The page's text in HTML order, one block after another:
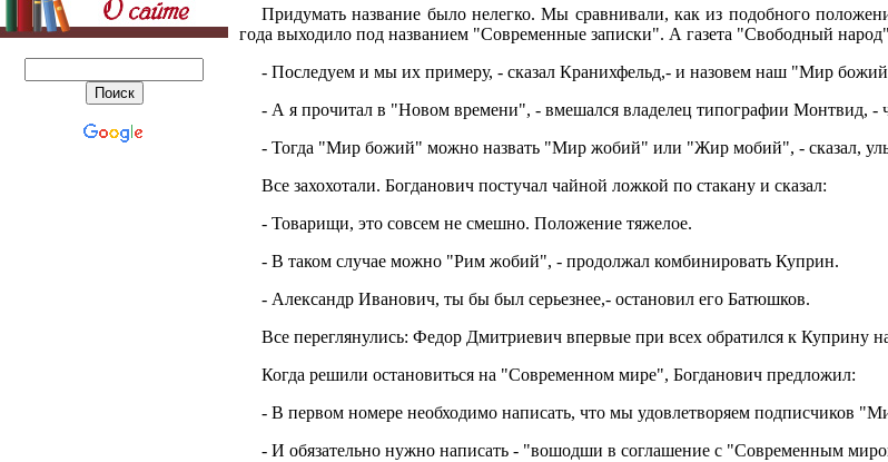
Придумать название было нелегко. Мы сравнивали, как из подобного
года выходило под названием "Современные записки". А газета "Свободный
- Последуем и мы их примеру, - сказал Кранихфельд,- и назовем наш "Мир
- А я прочитал в "Новом времени", - вмешался владелец типографии Монтвид, -
- Тогда "Мир божий" можно назвать "Мир жобий" или "Жир мобий", - сказал,
Все захохотали. Богданович постучал чайной ложкой по стакану и сказал:
- Товарищи, это совсем не смешно. Положение тяжелое.
- В таком случае можно "Рим жобий", - продолжал комбинировать Куприн.
- Александр Иванович, ты бы был серьезнее,- остановил его Батюшков.
Все переглянулись: Федор Дмитриевич впервые при всех обратился к Куприну
Когда решили остановиться на "Современном мире", Богданович предложил:
- В первом номере необходимо написать, что мы удовлетворяем подписчиков
- И обязательно нужно написать - "вошодши в соглашение с "Современным